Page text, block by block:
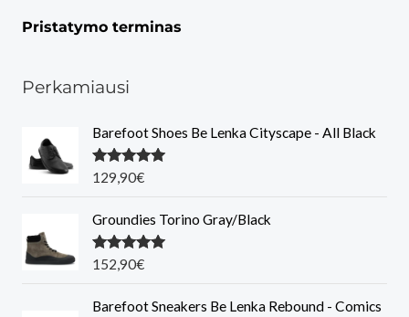
Pristatymo terminas
Perkamiausi
Barefoot Shoes Be Lenka Cityscape - All Black
Įvertinimas
5.00
129,90€
Groundies Torino Gray/Black
Įvertinimas
5.00
152,90€
Barefoot Sneakers Be Lenka Rebound - Comics